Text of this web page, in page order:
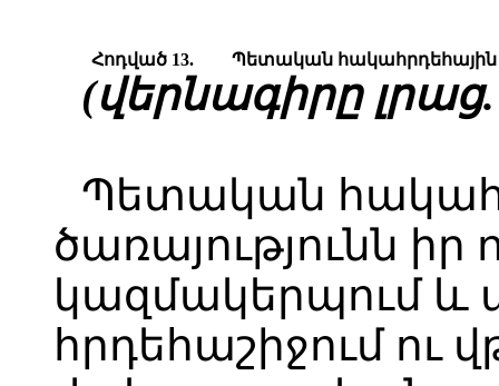
Հոդված 13. Պետական հակահրդեհային
(վերնագիրը լրաց.
Պետական
ծառայությունն իր
կազմակերպում և
հրդեհաշիջում ու